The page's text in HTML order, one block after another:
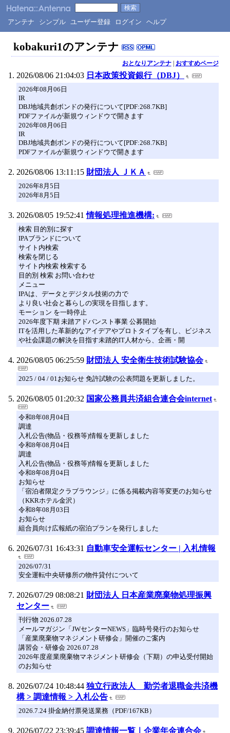
アンテナ シンプル ユーザー登録 ログイン ヘルプ
kobakuri1のアンテナ
おとなりアンテナ| おすすめページ
2026/08/06 21:04:03 日本政策投資銀行（DBJ）
2026年08月06日
IR
DBJ地域共創ボンドの発行について[PDF:268.7KB]
PDFファイルが新規ウィンドウで開きます
2026年08月06日
IR
DBJ地域共創ボンドの発行について[PDF:268.7KB]
PDFファイルが新規ウィンドウで開きます
2026/08/06 13:11:15 財団法人 ＪＫＡ
2026年8月5日
2026年8月5日
2026/08/05 19:52:41 情報処理推進機構:
検索 目的別に探す
IPAブランドについて
サイト内検索
検索を閉じる
サイト内検索 検索する
目的別 検索 お問い合わせ
メニュー
IPAは、データとデジタル技術の力で
より良い社会と暮らしの実現を目指します。
モーション を一時停止
2026年度下期 未踏アドバンスト事業 公募開始
ITを活用した革新的なアイデアやプロトタイプを有し、ビジネス
や社会課題の解決を目指す未踏的IT人材から、企画・開
2026/08/05 06:25:59 財団法人 安全衛生技術試験協会
2025 / 04 / 01お知らせ 免許試験の公表問題を更新しました。
2026/08/05 01:20:32 国家公務員共済組合連合会internet
令和8年08月04日
調達
入札公告(物品・役務等)情報を更新しました
令和8年08月04日
調達
入札公告(物品・役務等)情報を更新しました
令和8年08月04日
お知らせ
「宿泊者限定クラブラウンジ」に係る掲載内容等変更のお知らせ
（KKRホテル金沢）
令和8年08月03日
お知らせ
組合員向け広報紙の宿泊プランを発行しました
2026/07/31 16:43:31 自動車安全運転センター | 入札情報
2026/07/31
安全運転中央研修所の物件貸付について
2026/07/29 08:08:21 財団法人 日本産業廃棄物処理振興
センター
刊行物 2026.07.28
メールマガジン「JWセンターNEWS」臨時号発行のお知らせ
「産業廃棄物マネジメント研修会」開催のご案内
講習会・研修会 2026.07.28
2026年度産業廃棄物マネジメント研修会（下期）の申込受付開始
のお知らせ
2026/07/24 10:48:44 独立行政法人 勤労者退職金共済機
構 > 調達情報 > 入札公告
2026.7.24 掛金納付票発送業務（PDF/167KB）
2026/07/22 23:39:45 調達情報一覧｜企業年金連合会